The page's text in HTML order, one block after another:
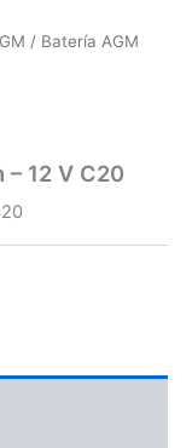
/ Batería AGM
– 12 V C20